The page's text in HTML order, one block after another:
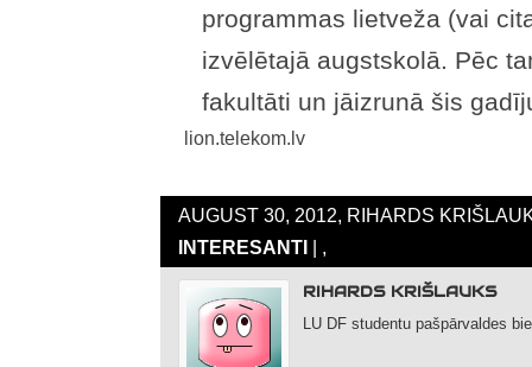
programmas lietveža (vai
izvēlētajā augstskolā. Pēc
fakultāti un jāizrunā šis
lion.telekom.lv
AUGUST 30, 2012, RIHARDS
INTERESANTI | ,
RIHARDS KRIŠLAUKS
LU DF studentu pašpārvaldes